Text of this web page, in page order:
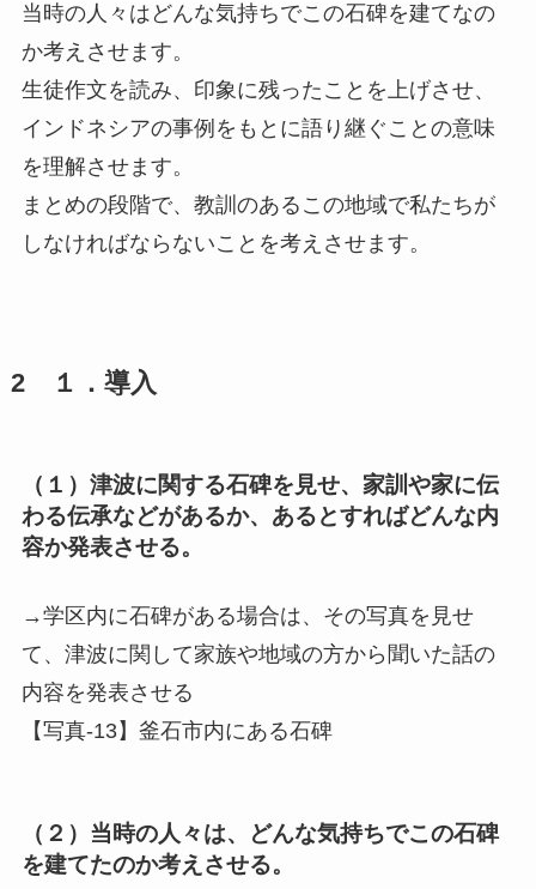
当時の人々はどんな気持ちでこの石碑を建てなの
か考えさせます。
生徒作文を読み、印象に残ったことを上げさせ、
インドネシアの事例をもとに語り継ぐことの意味
を理解させます。
まとめの段階で、教訓のあるこの地域で私たちが
しなければならないことを考えさせます。
2 １．導入
（１）津波に関する石碑を見せ、家訓や家に伝
わる伝承などがあるか、あるとすればどんな内
容か発表させる。
→学区内に石碑がある場合は、その写真を見せ
て、津波に関して家族や地域の方から聞いた話の
内容を発表させる
【写真-13】釜石市内にある石碑
（２）当時の人々は、どんな気持ちでこの石碑
を建てたのか考えさせる。